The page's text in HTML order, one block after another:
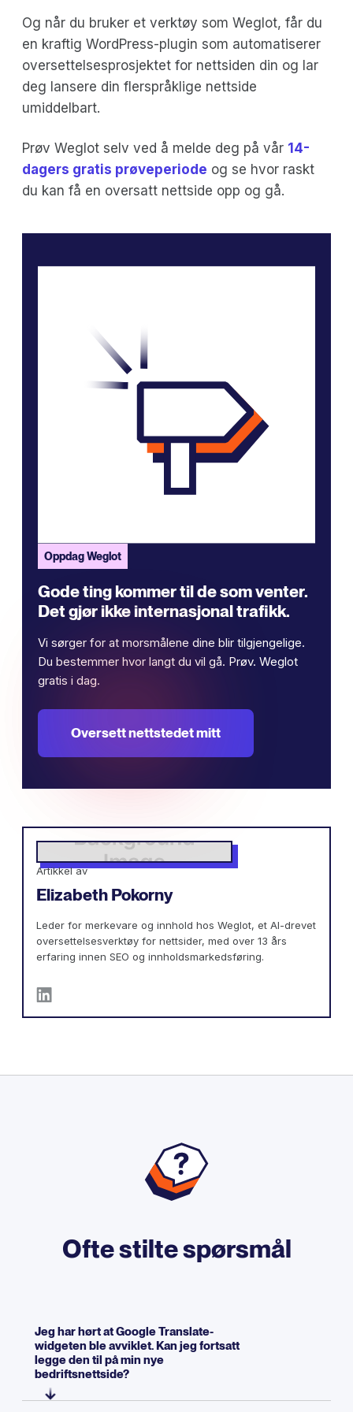
Og når du bruker et verktøy som Weglot, får du
en kraftig WordPress-plugin som automatiserer
oversettelsesprosjektet for nettsiden din og lar
deg lansere din flerspråklige nettside
umiddelbart.
Prøv Weglot selv ved å melde deg på vår 14-
dagers gratis prøveperiode og se hvor raskt
du kan få en oversatt nettside opp og gå.
Oppdag Weglot
Gode ​​ting kommer til de som venter.
Det gjør ikke internasjonal trafikk.
Vi sørger for at morsmålene dine blir tilgjengelige.
Du bestemmer hvor langt du vil gå. Prøv. Weglot
gratis i dag.
Oversett nettstedet mitt
Artikkel av
Elizabeth Pokorny
Leder for merkevare og innhold hos Weglot, et AI-drevet
oversettelsesverktøy for nettsider, med over 13 års
erfaring innen SEO og innholdsmarkedsføring.
Ofte stilte spørsmål
Jeg har hørt at Google Translate-
widgeten ble avviklet. Kan jeg fortsatt
legge den til på min nye
bedriftsnettside?